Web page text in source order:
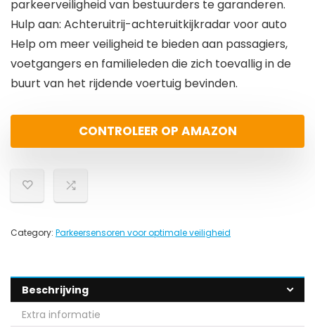
parkeerveiligheid van bestuurders te garanderen.
Hulp aan: Achteruitrij-achteruitkijkradar voor auto
Help om meer veiligheid te bieden aan passagiers,
voetgangers en familieleden die zich toevallig in de
buurt van het rijdende voertuig bevinden.
CONTROLEER OP AMAZON
Category: Parkeersensoren voor optimale veiligheid
Beschrijving
Extra informatie